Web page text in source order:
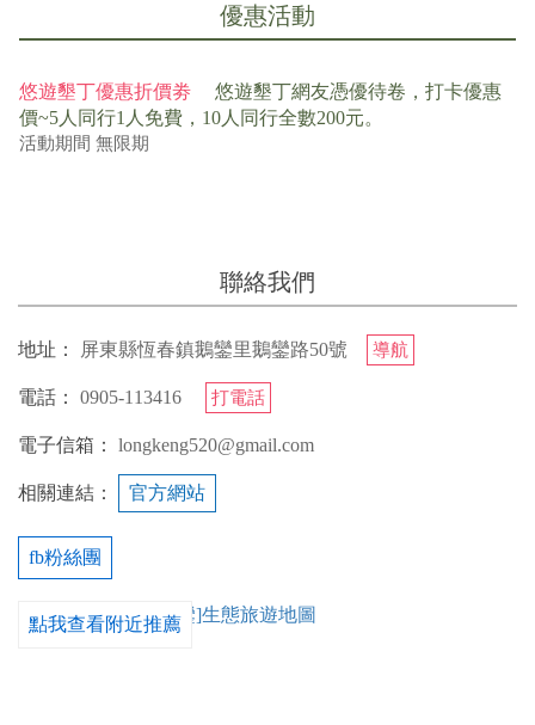
優惠活動
悠遊墾丁優惠折價劵
悠遊墾丁網友憑優待卷，打卡優惠
價~5人同行1人免費，10人同行全數200元。
活動期間 無限期
聯絡我們
地址： 屏東縣恆春鎮鵝鑾里鵝鑾路50號 導航
電話： 0905-113416 打電話
電子信箱： longkeng520@gmail.com
相關連結： 官方網站
fb粉絲團
點我查看附近推薦